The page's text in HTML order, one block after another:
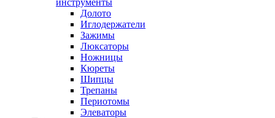
инструменты
Долото
Иглодержатели
Зажимы
Люксаторы
Ножницы
Кюреты
Шипцы
Трепаны
Периотомы
Элеваторы